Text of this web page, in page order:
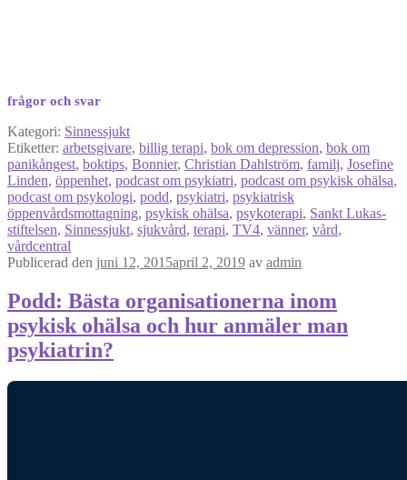
frågor och svar
Kategori: Sinnessjukt
Etiketter: arbetsgivare, billig terapi, bok om depression, bok om
panikångest, boktips, Bonnier, Christian Dahlström, familj, Josefine
Linden, öppenhet, podcast om psykiatri, podcast om psykisk ohälsa,
podcast om psykologi, podd, psykiatri, psykiatrisk
öppenvårdsmottagning, psykisk ohälsa, psykoterapi, Sankt Lukas-
stiftelsen, Sinnessjukt, sjukvård, terapi, TV4, vänner, vård,
vårdcentral
Publicerad den juni 12, 2015april 2, 2019 av admin
Podd: Bästa organisationerna inom
psykisk ohälsa och hur anmäler man
psykiatrin?